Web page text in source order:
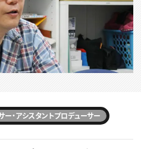
ー・アシスタントプロデューサー